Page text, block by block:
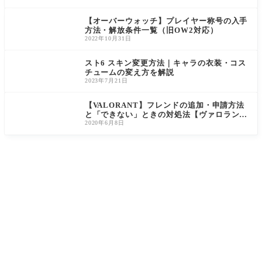
【オーバーウォッチ】プレイヤー称号の入手
方法・解放条件一覧（旧OW2対応）
2022年10月31日
スト6 スキン変更方法｜キャラの衣装・コス
チュームの変え方を解説
2023年7月21日
【VALORANT】フレンドの追加・申請方法
と「できない」ときの対処法【ヴァロラン
ト】
2020年6月8日